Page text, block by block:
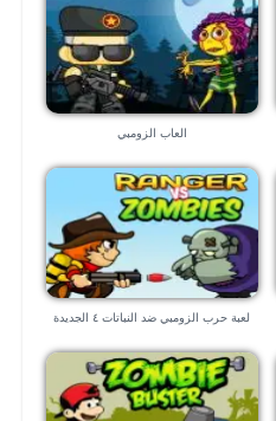
العاب الزومبي
لعبة حرب الزومبي ضد النباتات ٤ الجديدة